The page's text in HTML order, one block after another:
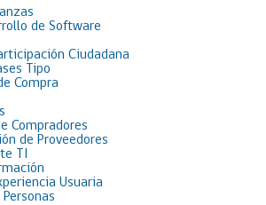
de Software
Ciudadana
Tipo
Compra
Compradores
de Proveedores
TI
Usuaria